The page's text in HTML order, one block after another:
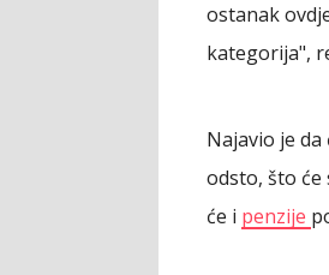
ostanak
kategorija",
Najavio je
odsto, što
će i penzije